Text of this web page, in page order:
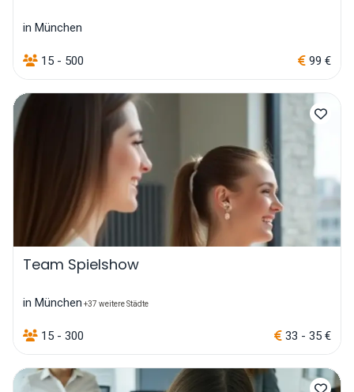
in München
15 - 500 99 €
Team Spielshow
in München +37 weitere Städte
15 - 300 33 - 35 €